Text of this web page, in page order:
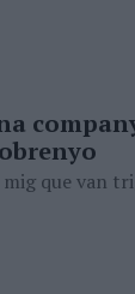
que van